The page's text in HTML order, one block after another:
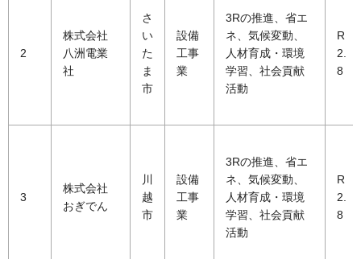
2
株式会社
八洲電業
社
さ
い
た
ま
市
設備
工事
業
3Rの推進、省エ
ネ、気候変動、
人材育成・環境
学習、社会貢献
活動
R
2.
8
3
株式会社
おぎでん
川
越
市
設備
工事
業
3Rの推進、省エ
ネ、気候変動、
人材育成・環境
学習、社会貢献
活動
R
2.
8